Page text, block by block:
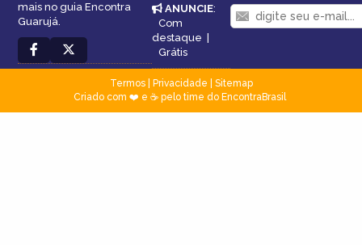
mais no guia Encontra
Guarujá.
ANUNCIE:
Com
destaque
Grátis
Termos| Privacidade
Sitemap
Criado com ❤️ e ☕ pelo time do EncontraBrasil